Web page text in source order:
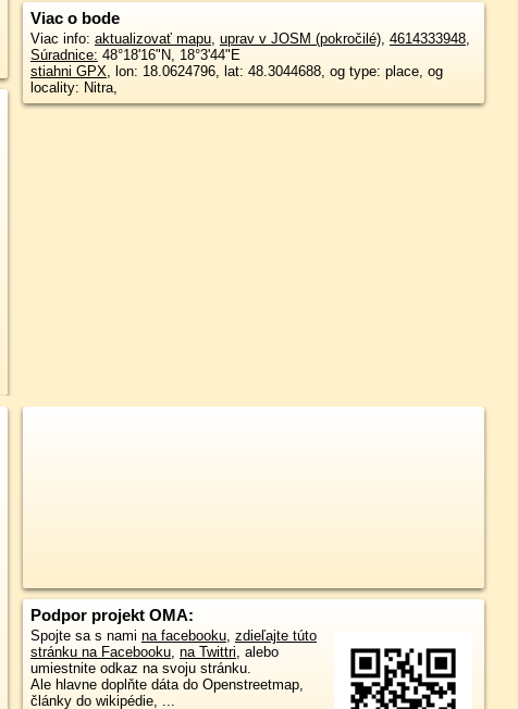
Viac o bode
Viac info: aktualizovať mapu, uprav v JOSM (pokročilé), 4614333948,
Súradnice: 48°18'16"N, 18°3'44"E
stiahni GPX, lon: 18.0624796, lat: 48.3044688, og type: place, og
locality: Nitra,
Podpor projekt OMA:
Spojte sa s nami na facebooku, zdieľajte túto
stránku na Facebooku, na Twittri, alebo
umiestnite odkaz na svoju stránku.
Ale hlavne doplňte dáta do Openstreetmap,
články do wikipédie, ...